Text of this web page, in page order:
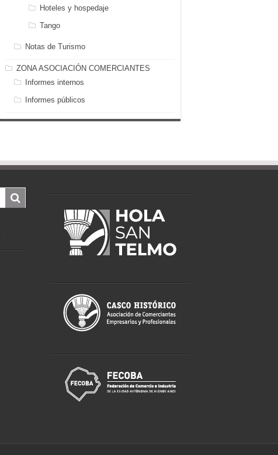
Hoteles y hospedaje
Tango
Notas de Turismo
ZONA ASOCIACIÓN COMERCIANTES
Informes internos
Informes públicos